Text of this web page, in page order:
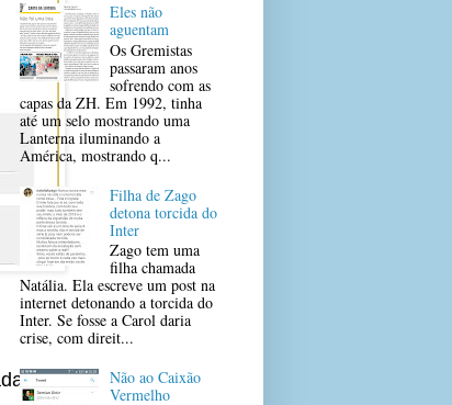
no dia
Eles não
aguentam
Os Gremistas
passaram anos
sofrendo com as
capas da ZH. Em 1992, tinha
até um selo mostrando uma
Lanterna iluminando a
América, mostrando q...
Filha de Zago
detona torcida do
Inter
Zago tem uma
filha chamada
Natália. Ela escreve um post na
internet detonando a torcida do
Inter. Se fosse a Carol daria
crise, com direit...
Não ao Caixão
Vermelho